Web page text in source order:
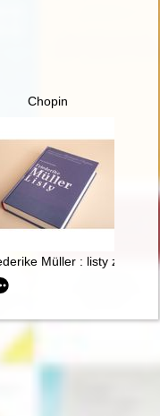
polskiej
Chopin
L'vova vtoroj
Müller : listy z